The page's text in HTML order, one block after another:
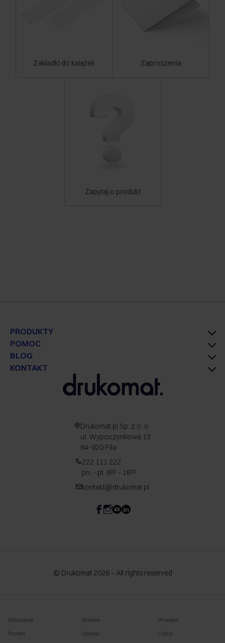
Zakładki do książek Zaproszenia
Zapytaj o produkt
PRODUKTY
POMOC
BLOG
KONTAKT
Drukomat.pl Sp. z o. o.
ul. Wypoczynkowa 13
64-920 Piła
222 111 222
pn. - pt. 800 - 1800
kontakt@drukomat.pl
© Drukomat 2026 – All rights reserved
Warszawa Kraków Wrocław
Poznań Gdańsk Lublin